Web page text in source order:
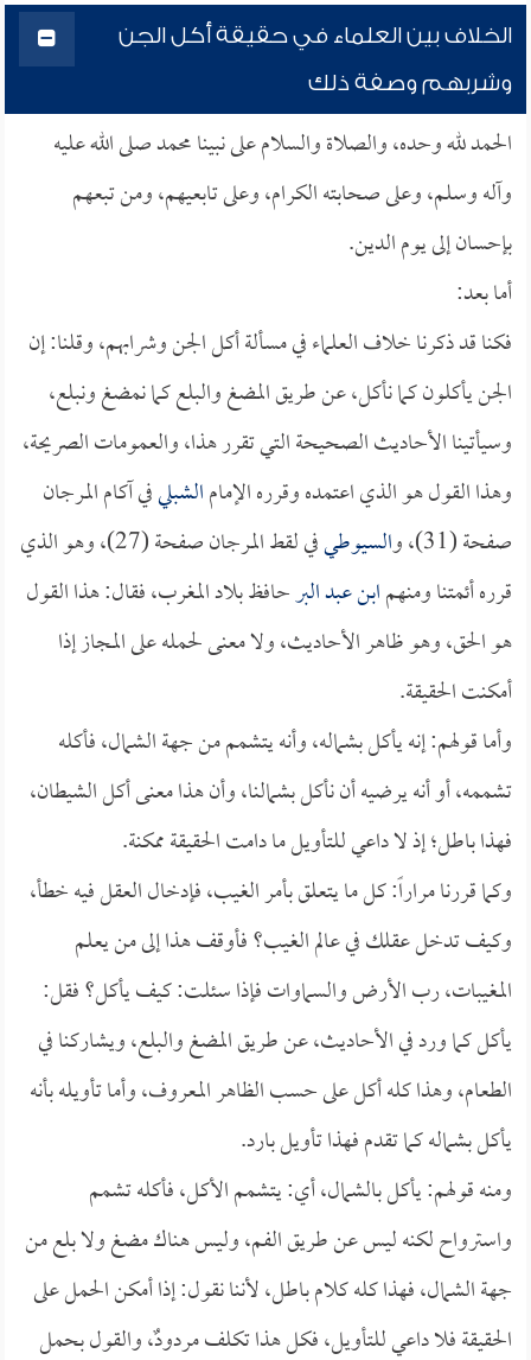
الخلاف بين العلماء في حقيقة أكل الجن
وشربهم وصفة ذلك
الحمد لله وحده، والصلاة والسلام على نبينا محمد صلى الله عليه
وآله وسلم، وعلى صحابته الكرام، وعلى تابعيهم، ومن تبعهم
بإحسان إلى يوم الدين.
أما بعد:
فكنا قد ذكرنا خلاف العلماء في مسألة أكل الجن وشرابهم، وقلنا: إن
الجن يأكلون كما نأكل، عن طريق المضغ والبلع كما نمضغ ونبلع،
وسيأتينا الأحاديث الصحيحة التي تقرر هذا، والعمومات الصريحة،
وهذا القول هو الذي اعتمده وقرره الإمامالشبليفي آكام المرجان
صفحة (31)، و
السيوطي
في لقط المرجان صفحة (27)، وهو الذي
قرره أئمتنا ومنهمابن عبد البرحافظ بلاد المغرب، فقال: هذا القول
هو الحق، وهو ظاهر الأحاديث، ولا معنى لحمله على المجاز إذا
أمكنت الحقيقة.
وأما قولهم: إنه يأكل بشماله، وأنه يتشمم من جهة الشمال، فأكله
تشممه، أو أنه يرضيه أن نأكل بشمالنا، وأن هذا معنى أكل الشيطان،
فهذا باطل؛ إذ لا داعي للتأويل ما دامت الحقيقة ممكنة.
وكما قررنا مراراً: كل ما يتعلق بأمر الغيب، فإدخال العقل فيه خطأ،
وكيف تدخل عقلك في عالم الغيب؟ فأوقف هذا إلى من يعلم
المغيبات، رب الأرض والسماوات فإذا سئلت: كيف يأكل؟ فقل:
يأكل كما ورد في الأحاديث، عن طريق المضغ والبلع، ويشاركنا في
الطعام، وهذا كله أكل على حسب الظاهر المعروف، وأما تأويله بأنه
يأكل بشماله كما تقدم فهذا تأويل بارد.
ومنه قولهم: يأكل بالشمال، أي: يتشمم الأكل، فأكله تشمم
واسترواح لكنه ليس عن طريق الفم، وليس هناك مضغ ولا بلع من
جهة الشمال، فهذا كله كلام باطل، لأننا نقول: إذا أمكن الحمل على
الحقيقة فلا داعي للتأويل، فكل هذا تكلف مردودٌ، والقول بحمل